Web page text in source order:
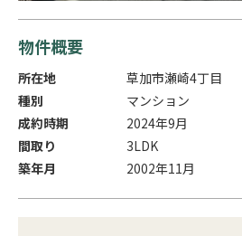
物件概要
所在地
草加市瀬崎4丁目
種別
マンション
成約時期
2024年9月
間取り
3LDK
築年月
2002年11月